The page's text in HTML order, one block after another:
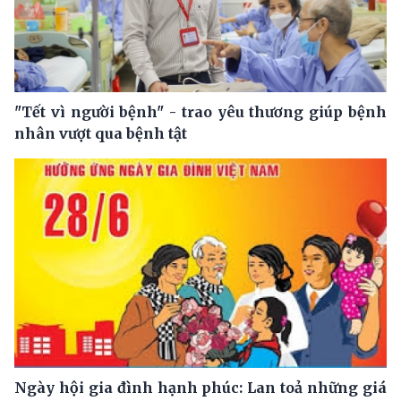
"Tết vì người bệnh" - trao yêu thương giúp bệnh
nhân vượt qua bệnh tật
Ngày hội gia đình hạnh phúc: Lan toả những giá